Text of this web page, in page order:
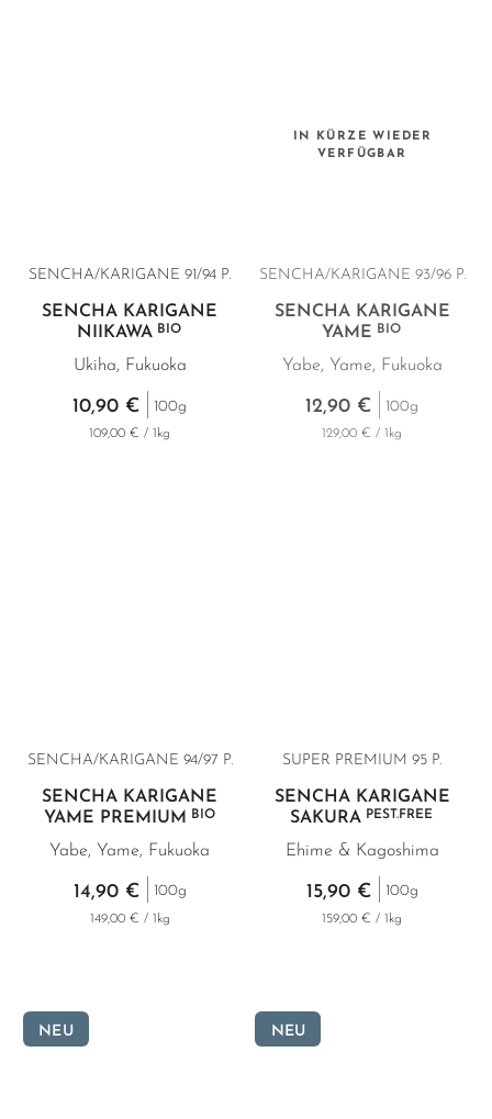
SENCHA/KARIGANE 91/94 P.
SENCHA KARIGANE
NIIKAWABIO
Ukiha, Fukuoka
10,90 € 100g
109,00 € / 1kg
IN KÜRZE WIEDER
VERFÜGBAR
SENCHA/KARIGANE 93/96 P.
SENCHA KARIGANE
YAMEBIO
Yabe, Yame, Fukuoka
12,90 € 100g
129,00 € / 1kg
SENCHA/KARIGANE 94/97 P.
SENCHA KARIGANE
YAME PREMIUM
BIO
Yabe, Yame, Fukuoka
14,90 € 100g
149,00 € / 1kg
SUPER PREMIUM 95 P.
SENCHA KARIGANE
SAKURAPEST.FREE
Ehime & Kagoshima
15,90 € 100g
159,00 € / 1kg
NEU NEU